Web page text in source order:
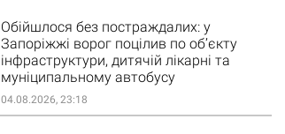
Обійшлося без постраждалих: у
Запоріжжі ворог поцілив по об’єкту
інфраструктури, дитячій лікарні та
муніципальному автобусу
04.08.2026, 23:18